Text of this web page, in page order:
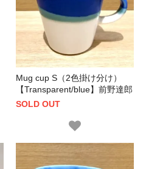
Mug cup S（2色掛け分け）
【Transparent/blue】前野達郎
SOLD OUT